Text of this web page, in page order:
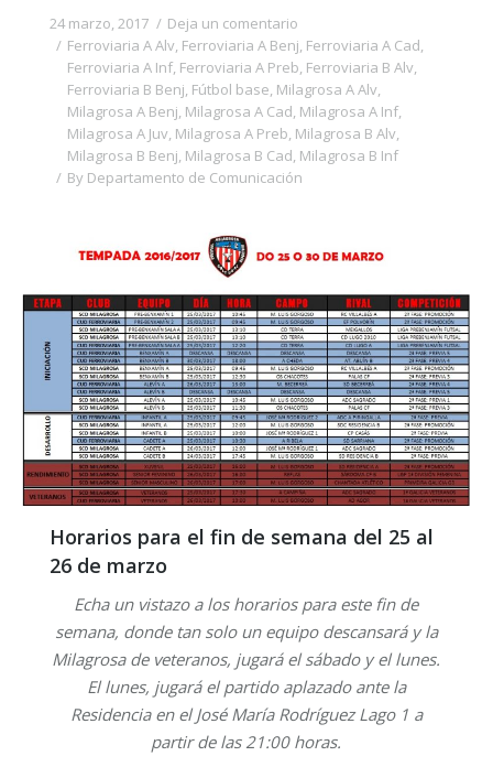
24 marzo, 2017
Deja un comentario
Ferroviaria A Alv, Ferroviaria A Benj, Ferroviaria A Cad,
Ferroviaria A Inf, Ferroviaria A Preb, Ferroviaria B Alv,
Ferroviaria B Benj, Fútbol base, Milagrosa A Alv,
Milagrosa A Benj, Milagrosa A Cad, Milagrosa A Inf,
Milagrosa A Juv, Milagrosa A Preb, Milagrosa B Alv,
Milagrosa B Benj, Milagrosa B Cad, Milagrosa B Inf
By Departamento de Comunicación
Horarios para el fin de semana del 25 al
26 de marzo
Echa un vistazo a los horarios para este fin de
semana, donde tan solo un equipo descansará y la
Milagrosa de veteranos, jugará el sábado y el lunes.
El lunes, jugará el partido aplazado ante la
Residencia en el José María Rodríguez Lago 1 a
partir de las 21:00 horas.